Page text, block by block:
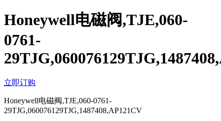
Honeywell电磁阀,TJE,060-
0761-
立即订购
Honeywell电磁阀,TJE,060-0761-
29TJG,060076129TJG,1487408,AP121CV